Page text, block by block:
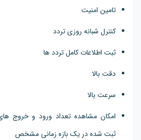
تامین امنیت
کنترل شبانه روزی تردد
ثبت اطلاعات کامل تردد ها
دقت بالا
سرعت بالا
امکان مشاهده تعداد ورود و
ثبت شده در یک بازه زمانی مشخص